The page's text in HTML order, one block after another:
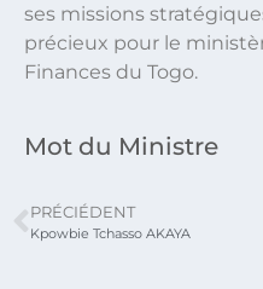
ses missions
précieux pour le
Finances du Togo.
Mot du Ministre
PRÉCIÉDENT
Kpowbie Tchasso AKAYA